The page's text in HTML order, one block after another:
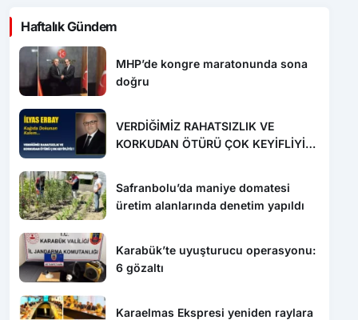
Haftalık Gündem
MHP’de kongre maratonunda sona
doğru
VERDİĞİMİZ RAHATSIZLIK VE
KORKUDAN ÖTÜRÜ ÇOK KEYİFLİYİZ
Safranbolu’da maniye domatesi
üretim alanlarında denetim yapıldı
Karabük’te uyuşturucu operasyonu:
6 gözaltı
Karaelmas Ekspresi yeniden raylara